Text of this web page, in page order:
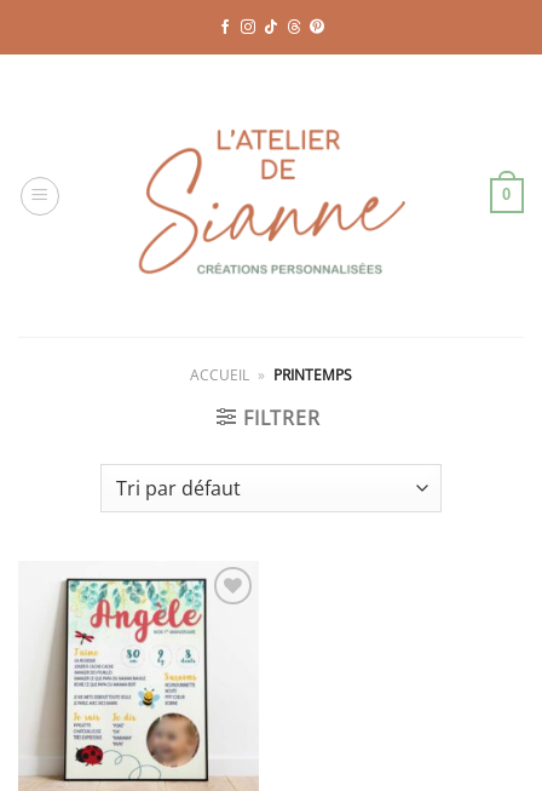
0
ACCUEIL » PRINTEMPS
FILTRER
Ajouter
à la liste
souhaits